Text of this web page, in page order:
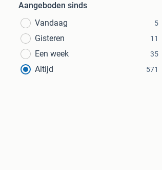
Aangeboden sinds
Vandaag
5
Gisteren 11
Een week 35
Altijd 571